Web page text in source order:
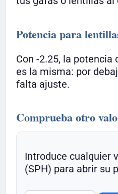
Potencia para
Con -2.25, la
es la misma: por
falta ajuste.
Comprueba otro
Introduce cualquier
(SPH) para abrir su